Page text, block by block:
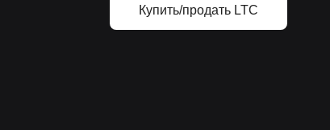
Купить/продать LTC